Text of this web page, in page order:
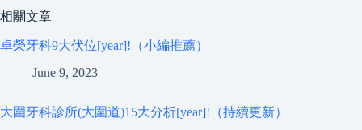
相關文章
卓榮牙科9大伏位[year]!（小編推薦）
June 9, 2023
大圍牙科診所(大圍道)15大分析[year]!（持續更新）